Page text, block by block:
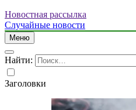
Новостная рассылка
Случайные новости
Меню
Найти:
Заголовки